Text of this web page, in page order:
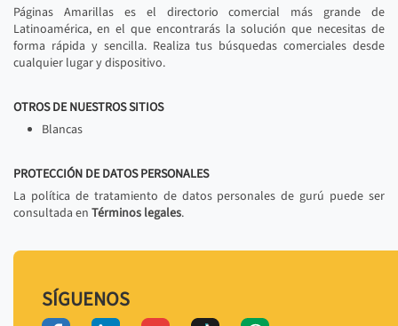
Páginas Amarillas es el directorio comercial más grande de
Latinoamérica, en el que encontrarás la solución que necesitas de
forma rápida y sencilla. Realiza tus búsquedas comerciales desde
cualquier lugar y dispositivo.
OTROS DE NUESTROS SITIOS
Blancas
PROTECCIÓN DE DATOS PERSONALES
La política de tratamiento de datos personales de gurú puede ser
consultada en Términos legales.
SÍGUENOS